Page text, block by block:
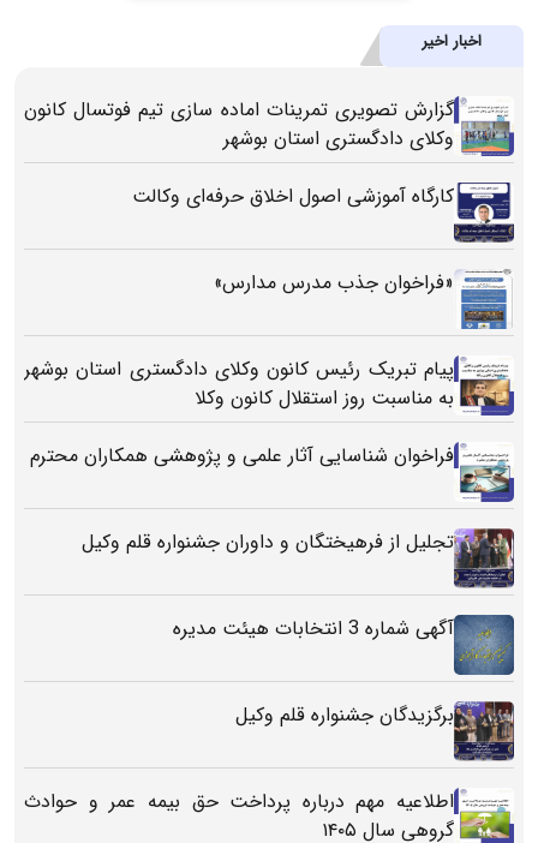
اخبار اخیر
گزارش تصویری تمرینات اماده سازی تیم فوتسال کانون
وکلای دادگستری استان بوشهر
کارگاه آموزشی اصول اخلاق حرفه‌ای وکالت
«فراخوان جذب مدرس مدارس»
پیام تبریک رئیس کانون وکلای دادگستری استان بوشهر
به مناسبت روز استقلال کانون وکلا
فراخوان شناسایی آثار علمی و پژوهشی همکاران محترم
تجلیل از فرهیختگان و داوران جشنواره قلم وکیل
آگهی شماره 3 انتخابات هیئت مدیره
برگزیدگان جشنواره قلم وکیل
اطلاعیه مهم درباره پرداخت حق بیمه عمر و حوادث
گروهی سال ۱۴۰۵